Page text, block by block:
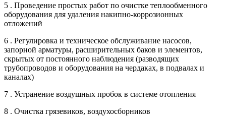
5 . Проведение простых работ по очистке теплообменного
оборудования для удаления накипно-коррозионных
отложений
6 . Регулировка и техническое обслуживание насосов,
запорной арматуры, расширительных баков и элементов,
скрытых от постоянного наблюдения (разводящих
трубопроводов и оборудования на чердаках, в подвалах и
каналах)
7 . Устранение воздушных пробок в системе отопления
8 . Очистка грязевиков, воздухосборников